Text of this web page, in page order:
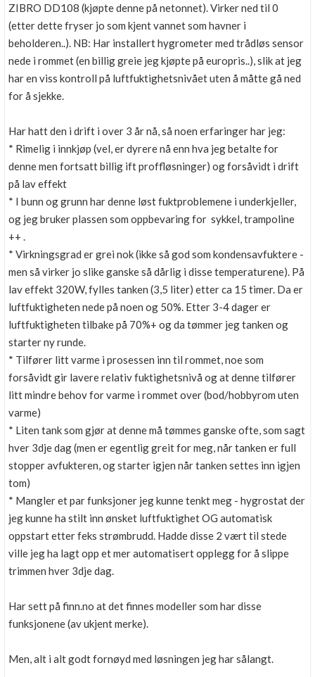
ZIBRO DD108 (kjøpte denne på netonnet). Virker ned til 0
(etter dette fryser jo som kjent vannet som havner i
beholderen..). NB: Har installert hygrometer med trådløs sensor
nede i rommet (en billig greie jeg kjøpte på europris..), slik at jeg
har en viss kontroll på luftfuktighetsnivået uten å måtte gå ned
for å sjekke.
Har hatt den i drift i over 3 år nå, så noen erfaringer har jeg:
* Rimelig i innkjøp (vel, er dyrere nå enn hva jeg betalte for
denne men fortsatt billig ift proffløsninger) og forsåvidt i drift
på lav effekt
* I bunn og grunn har denne løst fuktproblemene i underkjeller,
og jeg bruker plassen som oppbevaring for sykkel, trampoline
++ .
* Virkningsgrad er grei nok (ikke så god som kondensavfuktere -
men så virker jo slike ganske så dårlig i disse temperaturene). På
lav effekt 320W, fylles tanken (3,5 liter) etter ca 15 timer. Da er
luftfuktigheten nede på noen og 50%. Etter 3-4 dager er
luftfuktigheten tilbake på 70%+ og da tømmer jeg tanken og
starter ny runde.
* Tilfører litt varme i prosessen inn til rommet, noe som
forsåvidt gir lavere relativ fuktighetsnivå og at denne tilfører
litt mindre behov for varme i rommet over (bod/hobbyrom uten
varme)
* Liten tank som gjør at denne må tømmes ganske ofte, som sagt
hver 3dje dag (men er egentlig greit for meg, når tanken er full
stopper avfukteren, og starter igjen når tanken settes inn igjen
tom)
* Mangler et par funksjoner jeg kunne tenkt meg - hygrostat der
jeg kunne ha stilt inn ønsket luftfuktighet OG automatisk
oppstart etter feks strømbrudd. Hadde disse 2 vært til stede
ville jeg ha lagt opp et mer automatisert opplegg for å slippe
trimmen hver 3dje dag.
Har sett på finn.no at det finnes modeller som har disse
funksjonene (av ukjent merke).
Men, alt i alt godt fornøyd med løsningen jeg har sålangt.